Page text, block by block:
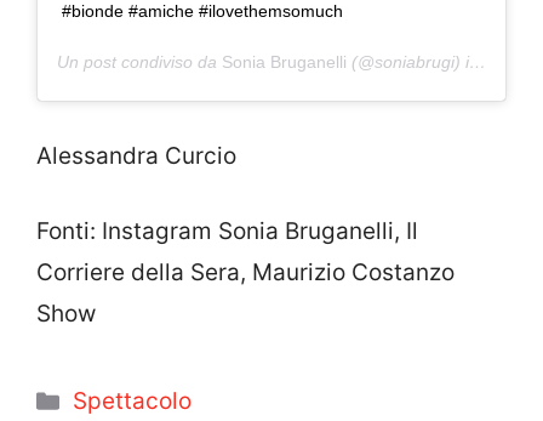
#bionde #amiche #ilovethemsomuch
Un post condiviso da Sonia Bruganelli (@soniabrugi) in data:
Alessandra Curcio
Fonti: Instagram Sonia Bruganelli, Il
Corriere della Sera, Maurizio Costanzo
Show
Categorie
Spettacolo